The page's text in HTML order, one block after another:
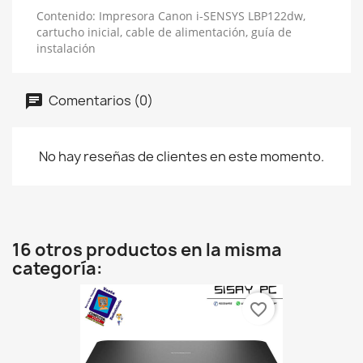
Contenido: Impresora Canon i-SENSYS LBP122dw,
cartucho inicial, cable de alimentación, guía de
instalación
Comentarios (0)
No hay reseñas de clientes en este momento.
16 otros productos en la misma
categoría:
favorite_border